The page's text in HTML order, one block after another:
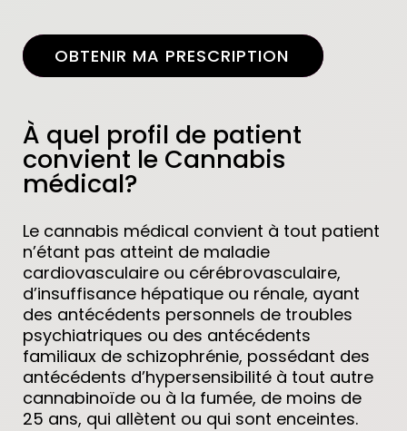
OBTENIR MA PRESCRIPTION
À quel profil de patient
convient le Cannabis
médical?
Le cannabis médical convient à tout patient
n’étant pas atteint de maladie
cardiovasculaire ou cérébrovasculaire,
d’insuffisance hépatique ou rénale, ayant
des antécédents personnels de troubles
psychiatriques ou des antécédents
familiaux de schizophrénie, possédant des
antécédents d’hypersensibilité à tout autre
cannabinoïde ou à la fumée, de moins de
25 ans, qui allètent ou qui sont enceintes.